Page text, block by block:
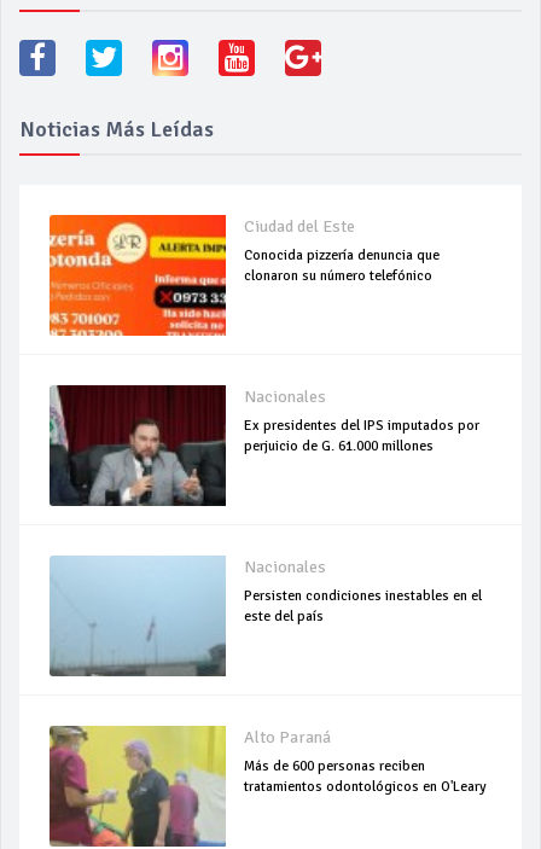
Noticias Más Leídas
Ciudad del Este
Conocida pizzería denuncia que
clonaron su número telefónico
Nacionales
Ex presidentes del IPS imputados por
perjuicio de G. 61.000 millones
Nacionales
Persisten condiciones inestables en el
este del país
Alto Paraná
Más de 600 personas reciben
tratamientos odontológicos en O'Leary